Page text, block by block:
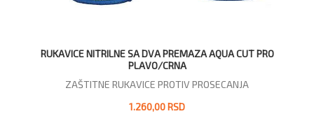
RUKAVICE NITRILNE SA DVA PREMAZA AQUA CUT PRO
PLAVO/CRNA
ZAŠTITNE RUKAVICE PROTIV PROSECANJA
1.260,00 RSD